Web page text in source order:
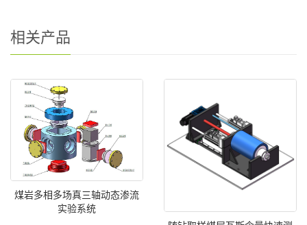
相关产品
煤岩多相多场真三轴动态渗流
实验系统